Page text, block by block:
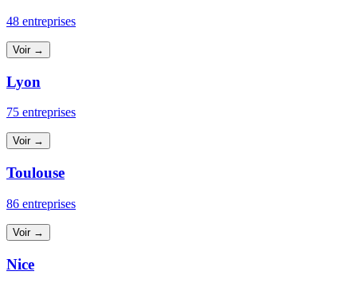
48 entreprises
Voir →
Lyon
75 entreprises
Voir →
Toulouse
86 entreprises
Voir →
Nice